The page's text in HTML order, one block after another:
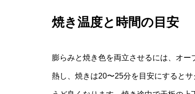
焼き温度と時間の目安
膨らみと焼き色を両立させるには、オ
熱し、焼きは20〜25分を目安にすると